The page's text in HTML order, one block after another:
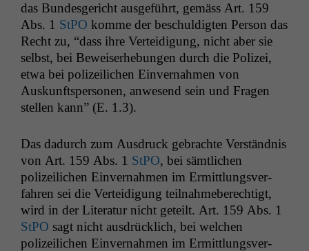
das Bun­des­gericht aus­ge­führt, gemäss Art. 159
Abs. 1 StPO komme der beschuldigten Per­son das
Recht zu, “dass ihre Vertei­di­gung, nicht aber sie
selb­st, bei Beweis­er­he­bun­gen durch die Polizei,
etwa bei polizeilichen Ein­ver­nah­men von
Auskun­ftsper­so­n­en, anwe­send sein und Fra­gen
stellen kann” (E. 1.3).
Das dadurch zum Aus­druck gebrachte Ver­ständ­nis
von Art. 159 Abs. 1 StPO, bei sämtlichen
polizeilichen Ein­ver­nah­men im Ermit­tlungsver­
fahren sei die Vertei­di­gung teil­nah­me­berechtigt,
wird in der Lit­er­atur nicht geteilt. Art. 159 Abs. 1
StPO sagt nicht aus­drück­lich, bei welchen
polizeilichen Ein­ver­nah­men im Ermit­tlungsver­